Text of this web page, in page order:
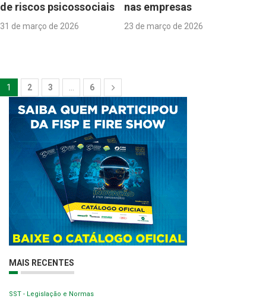
de riscos psicossociais
31 de março de 2026
nas empresas
23 de março de 2026
1 2 3 … 6
MAIS RECENTES
SST - Legislação e Normas